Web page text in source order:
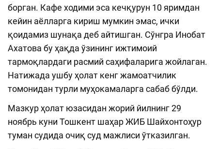
борган. Кафе ходими эса кечқурун 10 яримдан
кейин аёлларга кириш мумкин эмас, ички
қоидамиз шунақа деб айтишган. Сўнгра Инобат
Aхатова бу ҳақда ўзининг ижтимоий
тармоқлардаги расмий саҳифаларига жойлаган.
Натижада ушбу ҳолат кенг жамоатчилик
томонидан турли муҳокамаларга сабаб бўлди.
Мазкур ҳолат юзасидан жорий йилнинг 29
ноябрь куни Тошкент шаҳар ЖИБ Шайхонтоҳур
туман судида очиқ суд мажлиси ўтказилган.